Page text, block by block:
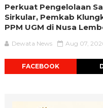
Perkuat Pengelolaan
Sirkular, Pemkab
PPM UGM di Nusa
Dewata News Aug 07,
FACEBOOK